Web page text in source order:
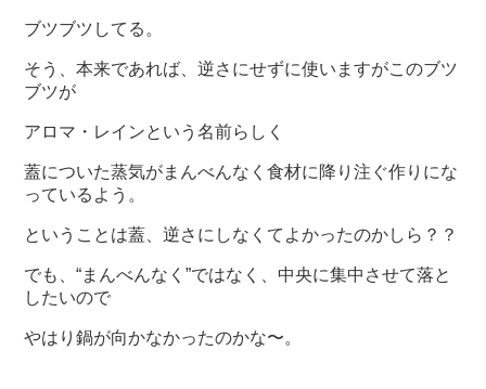
ブツブツしてる。
そう、本来であれば、逆さにせずに使いますがこのブツ
ブツが
アロマ・レインという名前らしく
蓋についた蒸気がまんべんなく食材に降り注ぐ作りにな
っているよう。
ということは蓋、逆さにしなくてよかったのかしら？？
でも、“まんべんなく”ではなく、中央に集中させて落と
したいので
やはり鍋が向かなかったのかな〜。